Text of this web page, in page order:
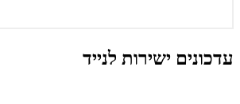
עדכונים ישירות לנייד